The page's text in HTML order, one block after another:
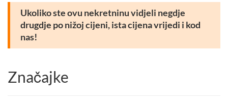
Ukoliko ste ovu nekretninu vidjeli negdje
drugdje po nižoj cijeni, ista cijena vrijedi i kod
nas!
Značajke